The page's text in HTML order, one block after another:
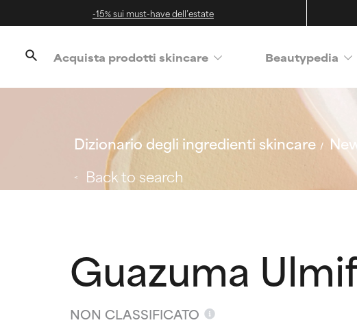
-15% sui must-have dell’estate
Acquista prodotti skincare Beautypedia
Dizionario degli ingredienti skincare
Back to search
Guazuma
NON CLASSIFICATO